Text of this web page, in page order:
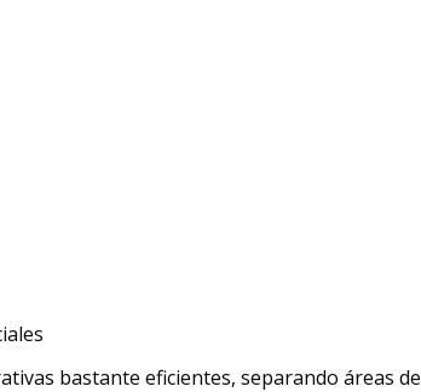
bastante eficientes, separando áreas de